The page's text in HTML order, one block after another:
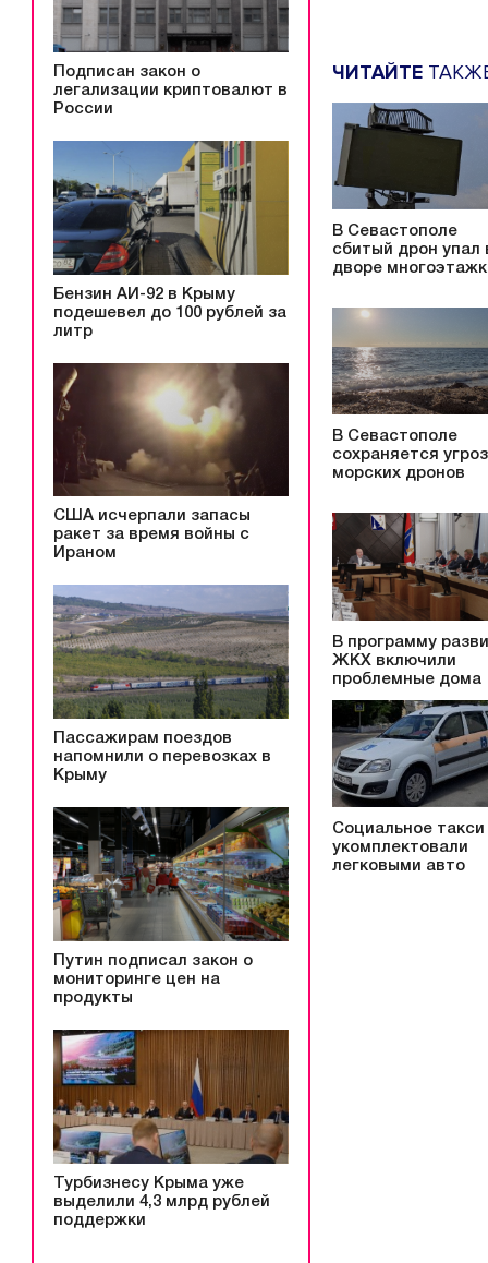
Подписан закон о
легализации криптовалют в
России
Бензин АИ-92 в Крыму
подешевел до 100 рублей за
литр
США исчерпали запасы
ракет за время войны с
Ираном
Пассажирам поездов
напомнили о перевозках в
Крыму
Путин подписал закон о
мониторинге цен на
продукты
Турбизнесу Крыма уже
выделили 4,3 млрд рублей
поддержки
ЧИТАЙТЕ
В Севастополе
сбитый дрон упал
дворе
В Севастополе
сохраняется
морских дронов
В программу
ЖКХ включили
проблемные дома
Социальное такси
укомплектовали
легковыми авто